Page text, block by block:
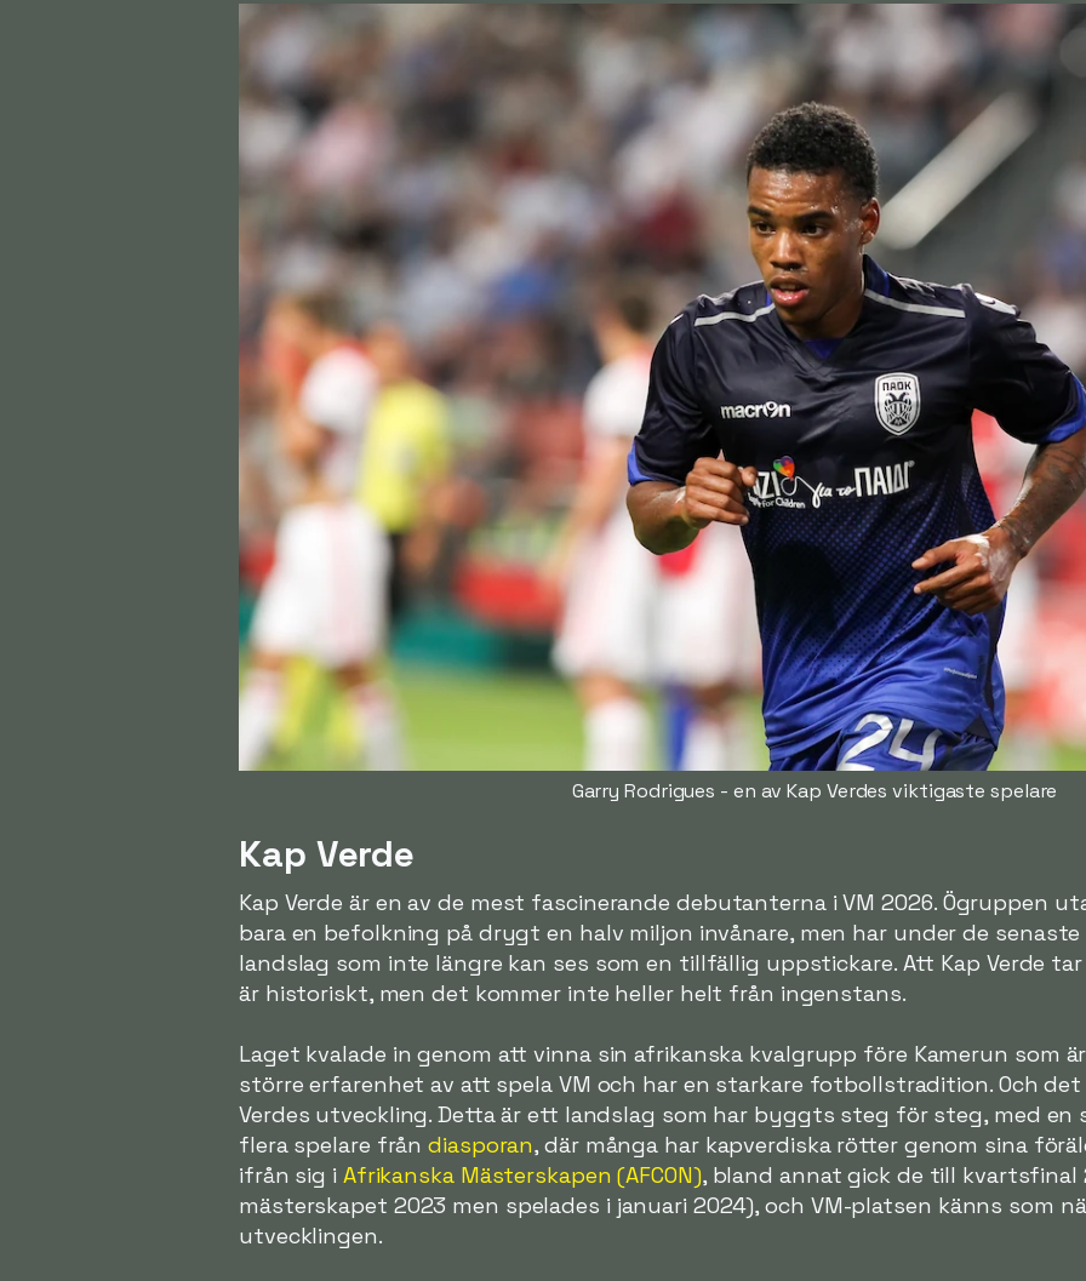
Garry Rodrigues - en av Kap Verdes viktigaste spelare
Kap Verde
Kap Verde är en av de mest fascinerande debutanterna i VM 2026. Ögruppen
bara en befolkning på drygt en halv miljon invånare, men har under de
landslag som inte längre kan ses som en tillfällig uppstickare. Att Kap Verde
är historiskt, men det kommer inte heller helt från ingenstans.
Laget kvalade in genom att vinna sin afrikanska kvalgrupp före Kamerun som
större erfarenhet av att spela VM och har en starkare fotbollstradition. Och
Verdes utveckling. Detta är ett landslag som har byggts steg för steg, med
flera spelare fråndiasporan, där många har kapverdiska rötter genom sina
ifrån sig i Afrikanska Mästerskapen (AFCON), bland annat gick de till
mästerskapet 2023 men spelades i januari 2024), och VM-platsen känns som
utvecklingen.